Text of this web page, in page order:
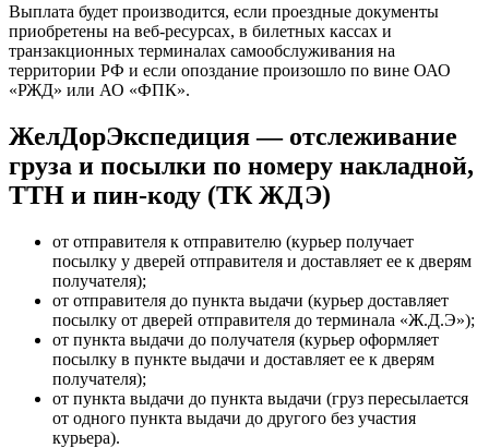
Выплата будет производится, если проездные документы
приобретены на веб-ресурсах, в билетных кассах и
транзакционных терминалах самообслуживания на
территории РФ и если опоздание произошло по вине ОАО
«РЖД» или АО «ФПК».
ЖелДорЭкспедиция — отслеживание
груза и посылки по номеру накладной,
ТТН и пин-коду (ТК ЖДЭ)
от отправителя к отправителю (курьер получает
посылку у дверей отправителя и доставляет ее к дверям
получателя);
от отправителя до пункта выдачи (курьер доставляет
посылку от дверей отправителя до терминала «Ж.Д.Э»);
от пункта выдачи до получателя (курьер оформляет
посылку в пункте выдачи и доставляет ее к дверям
получателя);
от пункта выдачи до пункта выдачи (груз пересылается
от одного пункта выдачи до другого без участия
курьера).